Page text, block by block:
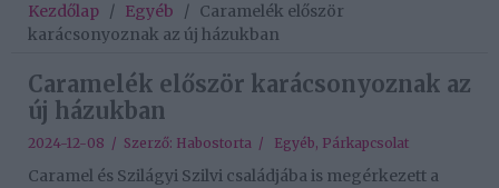
Kezdőlap / Egyéb / Caramelék először
karácsonyoznak az új házukban
Caramelék először karácsonyoznak az
új házukban
2024-12-08 / Szerző: Habostorta / Egyéb, Párkapcsolat
Caramel és Szilágyi Szilvi családjába is megérkezett a